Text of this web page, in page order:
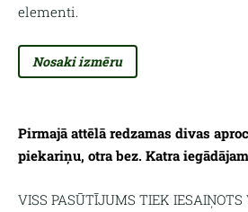
elementi.
Nosaki izmēru
Pirmajā attēlā redzamas divas
piekariņu, otra bez. Katra
VISS PASŪTĪJUMS TIEK